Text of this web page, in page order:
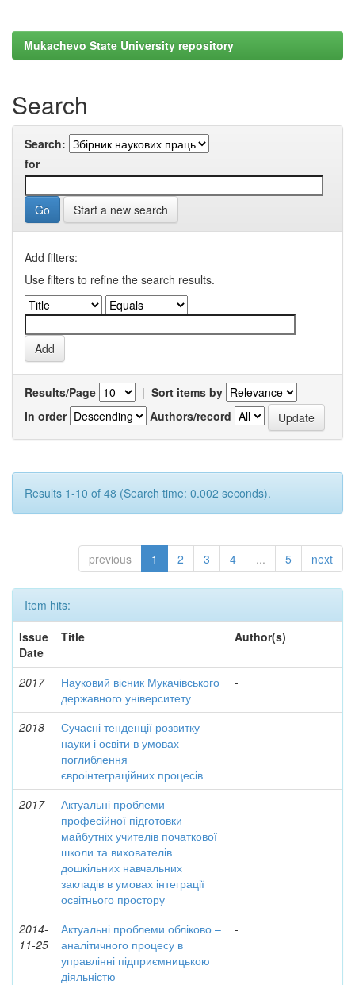
Mukachevo State University repository
Search
Search:
for
Start a new search
Add filters:
Use filters to refine the search results.
Results/Page | Sort items by
In order
Authors/record
Results 1-10 of 48 (Search time: 0.002 seconds).
previous 1 2 3 4 ... 5 next
Item hits:
Issue
Date
Title Author(s)
2017
Науковий вісник Мукачівського
державного університету
-
2018
Сучасні тенденції розвитку
науки і освіти в умовах
поглиблення
євроінтеграційних процесів
-
2017
Актуальні проблеми
професійної підготовки
майбутніх учителів початкової
школи та вихователів
дошкільних навчальних
закладів в умовах інтеграції
освітнього простору
-
2014-
11-25
Актуальні проблеми обліково –
аналітичного процесу в
управлінні підприємницькою
діяльністю
-